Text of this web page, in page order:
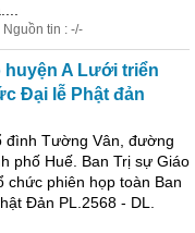
tin : -/-
huyện A Lưới triển
Đại lễ Phật đản
đình Tường Vân, đường
phố Huế. Ban Trị sự Giáo
chức phiên họp toàn Ban
Đản PL.2568 - DL.